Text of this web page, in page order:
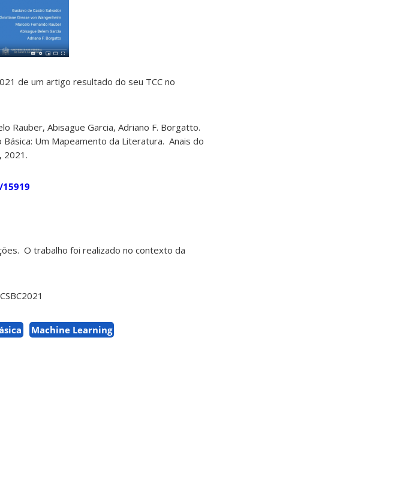
de um artigo resultado do seu TCC no
Rauber, Abisague Garcia, Adriano F. Borgatto.
Básica: Um Mapeamento da Literatura. Anais do
2021.
O trabalho foi realizado no contexto da
Machine Learning